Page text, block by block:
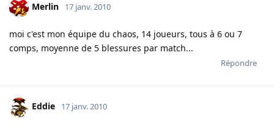
Merlin 17 janv. 2010
moi c'est mon équipe du chaos, 14 joueurs, tous à 6 ou 7
comps, moyenne de 5 blessures par match...
Répondre
Eddie 17 janv. 2010